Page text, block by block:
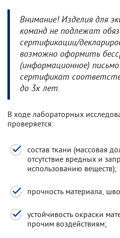
Внимание! Изделия для
команд не подлежат
сертификации/
возможно оформить
(информационное)
сертификат
до 3х лет.
В ходе лабораторных
проверяется:
состав ткани (массовая
отсутствие вредных и
использованию веществ);
прочность материала,
устойчивость окраски
прочим воздействиям;